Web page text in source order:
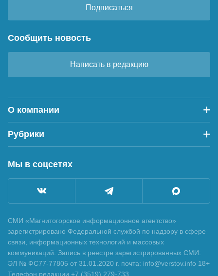
Подписаться
Сообщить новость
Написать в редакцию
О компании
Рубрики
Мы в соцсетях
СМИ «Магнитогорское информационное агентство»
зарегистрировано Федеральной службой по надзору в сфере
связи, информационных технологий и массовых
коммуникаций. Запись в реестре зарегистрированных СМИ:
ЭЛ № ФС77-77805 от 31.01.2020 г. почта: info@verstov.info 18+
Телефон редакции +7 (3519) 279-733